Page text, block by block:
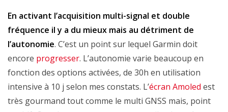
En activant l’acquisition multi-signal et double
fréquence il y a du mieux mais au détriment de
l’autonomie. C’est un point sur lequel Garmin doit
encore progresser. L’autonomie varie beaucoup en
fonction des options activées, de 30h en utilisation
intensive à 10 j selon mes constats. L’écran Amoled est
très gourmand tout comme le multi GNSS mais, point